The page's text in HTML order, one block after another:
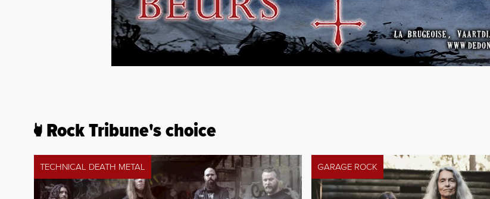
Rock Tribune's choice
TECHNICAL DEATH METAL GARAGE ROCK